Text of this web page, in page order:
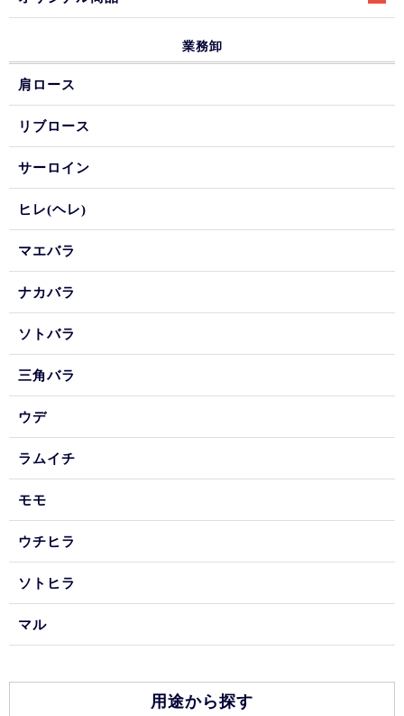
業務卸
肩ロース
リブロース
サーロイン
ヒレ(ヘレ)
マエバラ
ナカバラ
ソトバラ
三角バラ
ウデ
ラムイチ
モモ
ウチヒラ
ソトヒラ
マル
用途から探す